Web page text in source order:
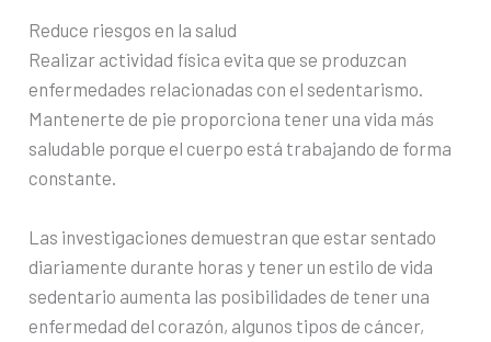
Reduce riesgos en la salud
Realizar actividad física evita que se produzcan
enfermedades relacionadas con el sedentarismo.
Mantenerte de pie proporciona tener una vida más
saludable porque el cuerpo está trabajando de forma
constante.
Las investigaciones demuestran que estar sentado
diariamente durante horas y tener un estilo de vida
sedentario aumenta las posibilidades de tener una
enfermedad del corazón, algunos tipos de cáncer,